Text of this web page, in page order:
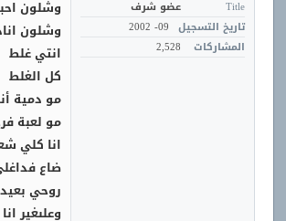
Title
عضو شرف
تاريخ التسجيل 09- 2002
المشاركات
2,528
وشلون
وشلون
انتي غلط
كل الغلط
مو دمية
مو لعبة
انا كلي
ضاع
روحي
وعلىغير